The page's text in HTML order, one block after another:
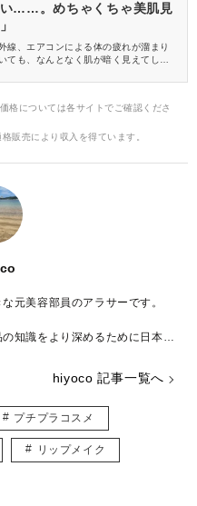
……。めちゃくちゃ美肌見
線、エアコンによる体の疲れが溜まり
ても、なんとなく肌が暗く見えてしま
れモードの肌も明るく見せてくれる「V
すね♡
格については各サイトでご確認くださ
販売により収入を得ています。
元美容部員のアラサーです。
知識をより深めるために日本化
「知りたい！」に寄り添った記
れずに」そんな想いを込めて、
hiyoco 記事一覧へ
プチプラコスメ
リップメイク